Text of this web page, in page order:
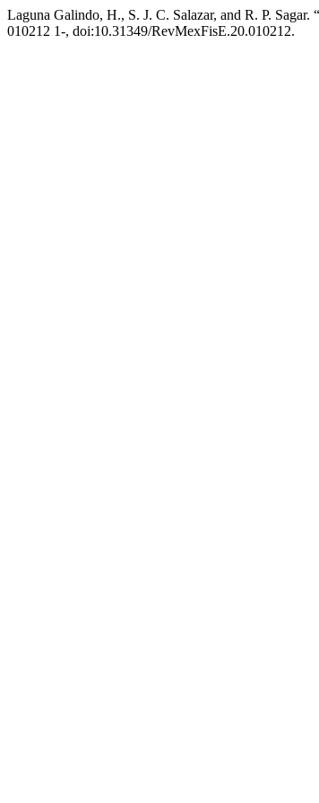
Laguna Galindo, H., S. J. C. Salazar, and R. P.
010212 1-, doi:10.31349/RevMexFisE.20.010212.